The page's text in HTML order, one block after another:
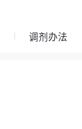
调剂办法